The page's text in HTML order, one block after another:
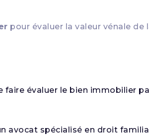
pour évaluer la valeur vénale
faire évaluer le bien immobilier
avocat spécialisé en droit